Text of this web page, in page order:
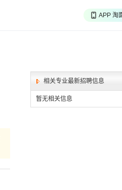
APP 淘
相关专业最新招聘信息
暂无相关信息